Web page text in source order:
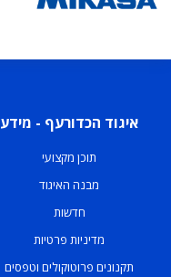
איגוד הכדורעף - מידע
תוכן מקצועי
מבנה האיגוד
חדשות
מדיניות פרטיות
תקנונים פרוטוקולים וטפסים